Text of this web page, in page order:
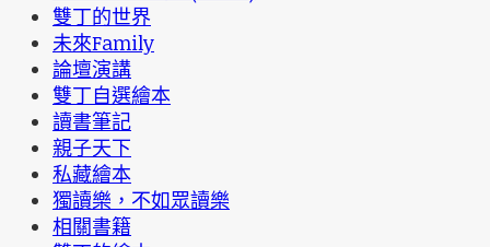
雙丁的世界
未來Family
論壇演講
雙丁自選繪本
讀書筆記
親子天下
私藏繪本
獨讀樂，不如眾讀樂
相關書籍